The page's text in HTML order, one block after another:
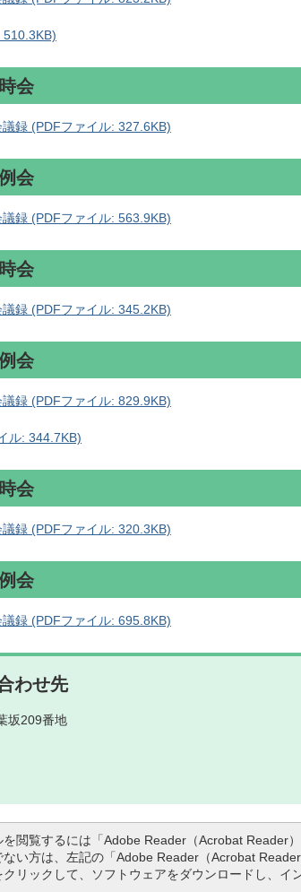
会
録 (PDFファイル: 327.6KB)
会
録 (PDFファイル: 563.9KB)
会
録 (PDFファイル: 345.2KB)
会
録 (PDFファイル: 829.9KB)
ル: 344.7KB)
会
録 (PDFファイル: 320.3KB)
会
録 (PDFファイル: 695.8KB)
わせ先
坂209番地
を閲覧するには「Adobe Reader（Acrobat Reader
い方は、左記の「Adobe Reader（Acrobat
クリックして、ソフトウェアをダウンロードし、イ